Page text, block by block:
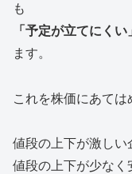
も
「予定が立てにく
ます。
これを株価にあては
値段の上下が激しい
値段の上下が少なく